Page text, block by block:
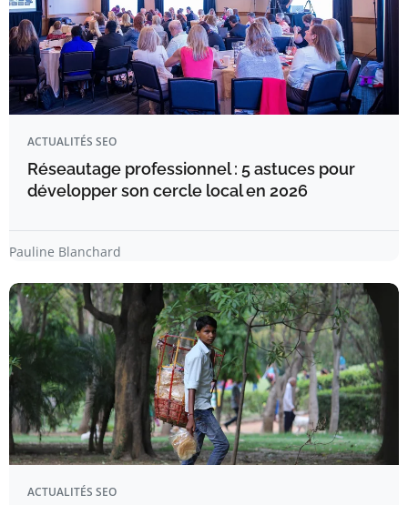
ACTUALITÉS SEO
Réseautage professionnel : 5 astuces pour
développer son cercle local en 2026
Pauline Blanchard
ACTUALITÉS SEO